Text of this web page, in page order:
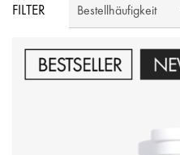
FILTER